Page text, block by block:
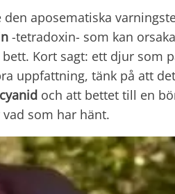
aposematiska
-tetradoxin- som kan
Kort sagt: ett djur som
uppfattning, tänk på att
och att bettet till en
som har hänt.